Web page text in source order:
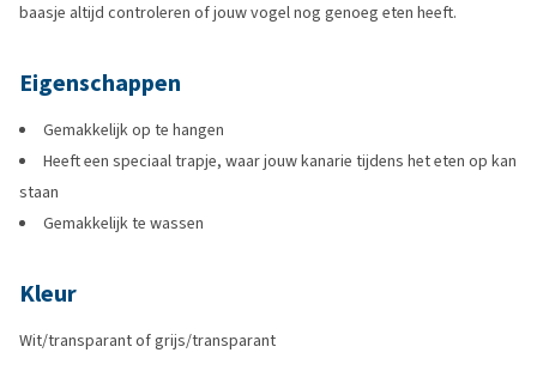
baasje altijd controleren of jouw vogel nog genoeg eten heeft.
Eigenschappen
Gemakkelijk op te hangen
Heeft een speciaal trapje, waar jouw kanarie tijdens het eten op kan
staan
Gemakkelijk te wassen
Kleur
Wit/transparant of grijs/transparant